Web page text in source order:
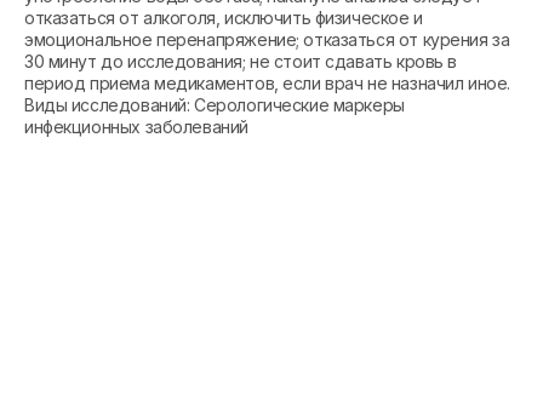
отказаться от алкоголя, исключить физическое и
эмоциональное перенапряжение; отказаться от курения за
30 минут до исследования; не стоит сдавать кровь в
период приема медикаментов, если врач не назначил иное.
Виды исследований: Серологические маркеры
инфекционных заболеваний